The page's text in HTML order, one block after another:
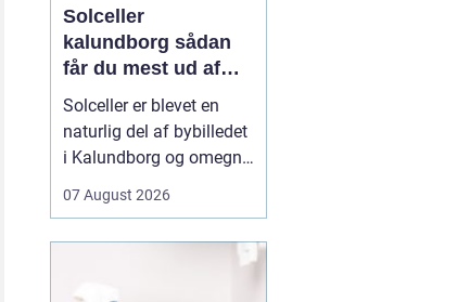
Solceller
kalundborg sådan
får du mest ud af
solen
Solceller er blevet en
naturlig del af bybilledet
i Kalundborg og omegn.
og mindre virksomheder
07 August 2026